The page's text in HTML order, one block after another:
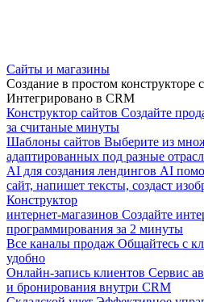
Сайты и магазины
Создание в простом
Интегрировано в CRM
Конструктор сайтов Создайте
за считаные минуты
Шаблоны сайтов Выберите из
адаптированных под разные
AI для создания лендингов AI
сайт, напишет тексты, создаст
Конструктор
интернет-магазинов Создайте
программирования за 2 минуты
Все каналы продаж Общайтесь с
удобно
Онлайн-запись клиентов Сервис
и бронирования внутри CRM